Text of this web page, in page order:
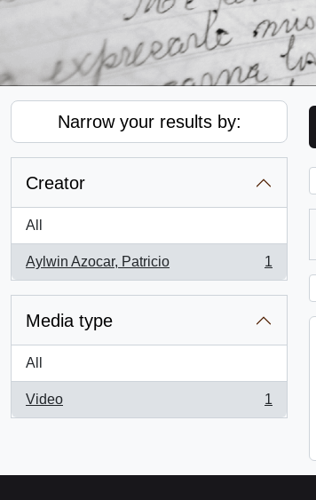
Narrow your results by:
Creator
All
Aylwin Azocar, Patricio
, 1 results
1
Media type
All
Video
, 1 results
1